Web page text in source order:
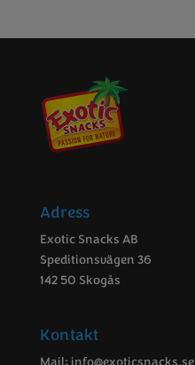
Adress
Exotic Snacks AB
Speditionsvägen 36
142 50 Skogås
Kontakt